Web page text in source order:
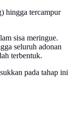
hingga tercampur
sisa meringue.
seluruh adonan
terbentuk.
pada tahap ini